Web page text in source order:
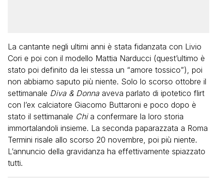
La cantante negli ultimi anni è stata fidanzata con Livio
Cori e poi con il modello Mattia Narducci (quest’ultimo è
stato poi definito da lei stessa un “amore tossico”), poi
non abbiamo saputo più niente. Solo lo scorso ottobre il
settimanale Diva & Donna aveva parlato di ipotetico flirt
con l’ex calciatore Giacomo Buttaroni e poco dopo è
stato il settimanale Chia confermare la loro storia
immortalandoli insieme. La seconda paparazzata a Roma
Termini risale allo scorso 20 novembre, poi più niente.
L’annuncio della gravidanza ha effettivamente spiazzato
tutti.